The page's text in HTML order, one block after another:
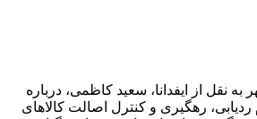
نقل از ایفدانا، سعید کاظمی، درباره
رهگیری و کنترل اصالت کالاهای